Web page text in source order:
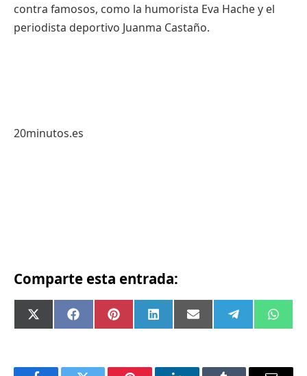
contra famosos, como la humorista Eva Hache y el
periodista deportivo Juanma Castaño.
20minutos.es
Comparte esta entrada:
Compartir
en
X
(Twitter)
Compartir
en
FacebookCompartir
en
PinterestCompartir
en
LinkedInCompartir
en
Email Compartir
en
Telegram
en